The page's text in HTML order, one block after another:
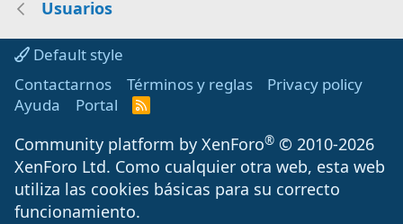
Usuarios
Default style
Contactarnos
Términos y reglas
Privacy policy
Ayuda
Portal
R
S
Community platform by XenForo® © 2010-2026
XenForo Ltd. Como cualquier otra web, esta web
utiliza las cookies básicas para su correcto
funcionamiento.